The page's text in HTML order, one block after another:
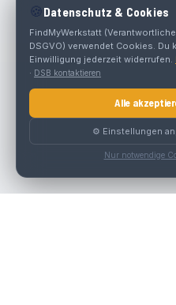
🍪 Datenschutz & Cookies
FindMyWerkstatt
DSGVO) verwendet Cookies. Du
Einwilligung jederzeit widerrufen.
· DSB kontaktieren
Alle
⚙️ Einstellungen
Nur notwendige